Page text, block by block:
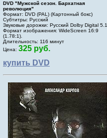
DVD "Мужской сезон. Бархатная
революция"
Формат: DVD (PAL) (Картонный бокс)
Субтитры: Русский
Звуковые дорожки: Русский Dolby Digital 5.1
Формат изображения: WideScreen 16:9
(1.78:1).
Длительность: 116 минут
Цена: 325 руб.
купить DVD